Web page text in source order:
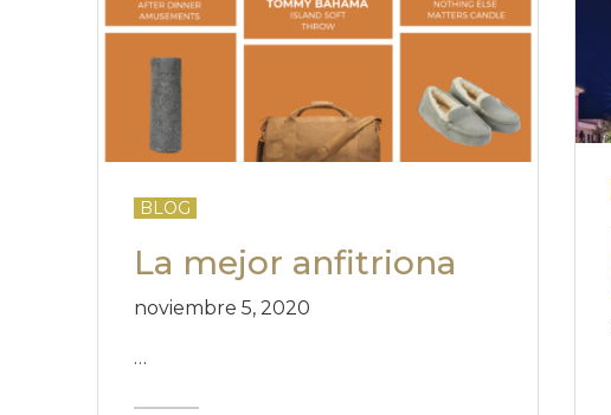
BLOG
La mejor anfitriona
noviembre 5, 2020
…